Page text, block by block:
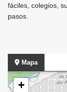
fáciles, colegios,
pasos.
Mapa
+